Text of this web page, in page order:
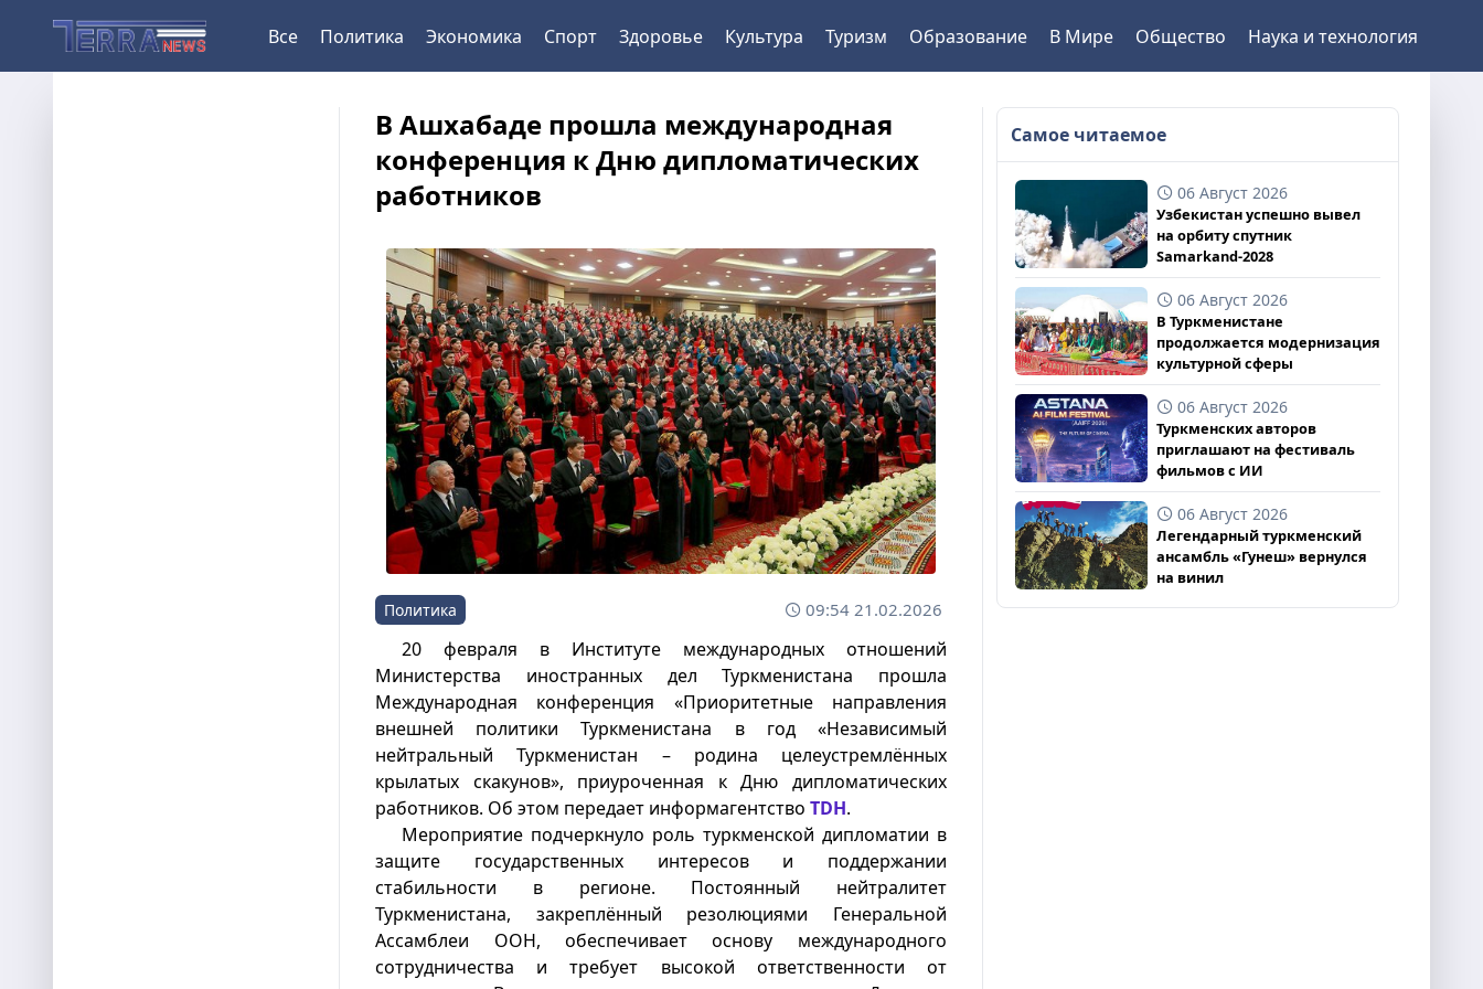
Все Политика Экономика Спорт Здоровье Культура Туризм Образование В Мире Общество Наука и технология
В Ашхабаде прошла международная
конференция к Дню дипломатических
работников
Политика 09:54 21.02.2026
20 февраля в Институте международных отношений
Министерства иностранных дел Туркменистана прошла
Международная конференция «Приоритетные направления
внешней политики Туркменистана в год «Независимый
нейтральный Туркменистан – родина целеустремлённых
крылатых скакунов», приуроченная к Дню дипломатических
работников. Об этом передает информагентствоTDH.
Мероприятие подчеркнуло роль туркменской дипломатии в
защите государственных интересов и поддержании
стабильности в регионе. Постоянный нейтралитет
Туркменистана, закреплённый резолюциями Генеральной
Ассамблеи ООН, обеспечивает основу международного
сотрудничества и требует высокой ответственности от
Самое читаемое
06 Август 2026
Узбекистан успешно вывел
на орбиту спутник
Samarkand-2028
06 Август 2026
В Туркменистане
продолжается модернизация
культурной сферы
06 Август 2026
Туркменских авторов
приглашают на фестиваль
фильмов с ИИ
06 Август 2026
Легендарный туркменский
ансамбль «Гунеш» вернулся
на винил